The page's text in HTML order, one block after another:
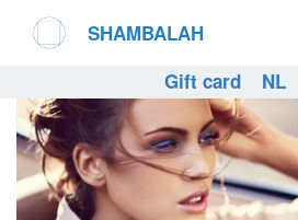
SHAMBALAH
Gift card NL